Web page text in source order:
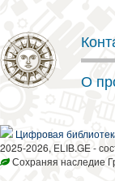
О
Цифровая
2025-2026, ELIB.GE -
Сохраняя наследие